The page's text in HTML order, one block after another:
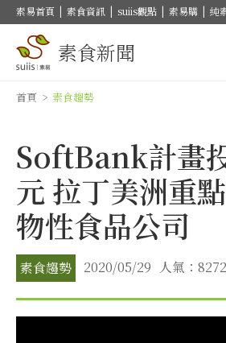
素易首頁 | 素食資訊 | suiis觀點 | 素易購 | 純
素食新聞
首頁 > 素食趨勢
SoftBank計畫
元 拉丁美洲重
物性食品公司
素食趨勢 2020/05/29 人氣：8272